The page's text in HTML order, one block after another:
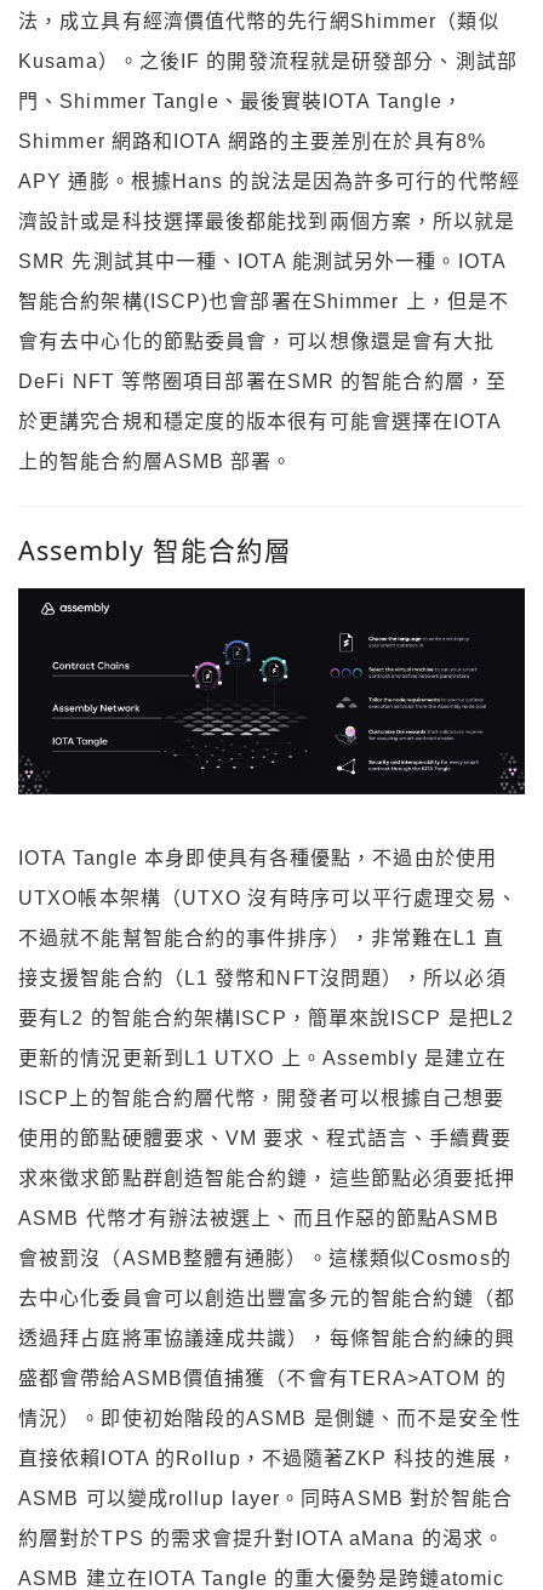
法，成立具有經濟價值代幣的先行網Shimmer（類似
Kusama）。之後IF 的開發流程就是研發部分、測試部
門、Shimmer Tangle、最後實裝IOTA Tangle，
Shimmer 網路和IOTA 網路的主要差別在於具有8%
APY 通膨。根據Hans 的說法是因為許多可行的代幣經
濟設計或是科技選擇最後都能找到兩個方案，所以就是
SMR 先測試其中一種、IOTA 能測試另外一種。IOTA
智能合約架構(ISCP)也會部署在Shimmer 上，但是不
會有去中心化的節點委員會，可以想像還是會有大批
DeFi NFT 等幣圈項目部署在SMR 的智能合約層，至
於更講究合規和穩定度的版本很有可能會選擇在IOTA
上的智能合約層ASMB 部署。
Assembly 智能合約層
IOTA Tangle 本身即使具有各種優點，不過由於使用
UTXO帳本架構（UTXO 沒有時序可以平行處理交易、
不過就不能幫智能合約的事件排序），非常難在L1 直
接支援智能合約（L1 發幣和NFT沒問題），所以必須
要有L2 的智能合約架構ISCP，簡單來說ISCP 是把L2
更新的情況更新到L1 UTXO 上。Assembly 是建立在
ISCP上的智能合約層代幣，開發者可以根據自己想要
使用的節點硬體要求、VM 要求、程式語言、手續費要
求來徵求節點群創造智能合約鏈，這些節點必須要抵押
ASMB 代幣才有辦法被選上、而且作惡的節點ASMB
會被罰沒（ASMB整體有通膨）。這樣類似Cosmos的
去中心化委員會可以創造出豐富多元的智能合約鏈（都
透過拜占庭將軍協議達成共識），每條智能合約練的興
盛都會帶給ASMB價值捕獲（不會有TERA>ATOM 的
情況）。即使初始階段的ASMB 是側鏈、而不是安全性
直接依賴IOTA 的Rollup，不過隨著ZKP 科技的進展，
ASMB 可以變成rollup layer。同時ASMB 對於智能合
約層對於TPS 的需求會提升對IOTA aMana 的渴求。
ASMB 建立在IOTA Tangle 的重大優勢是跨鏈atomic